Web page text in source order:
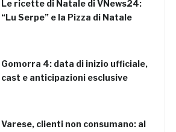
Le ricette di Natale di VNews24:
“Lu Serpe” e la Pizza di Natale
Gomorra 4: data di inizio ufficiale,
cast e anticipazioni esclusive
Varese, clienti non consumano: al